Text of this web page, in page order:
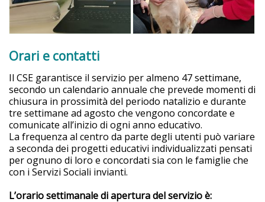
Orari e contatti
Il CSE garantisce il servizio per almeno 47 settimane,
secondo un calendario annuale che prevede momenti di
chiusura in prossimità del periodo natalizio e durante
tre settimane ad agosto che vengono concordate e
comunicate all’inizio di ogni anno educativo.
La frequenza al centro da parte degli utenti può variare
a seconda dei progetti educativi individualizzati pensati
per ognuno di loro e concordati sia con le famiglie che
con i Servizi Sociali invianti.
L’orario settimanale di apertura del servizio è: